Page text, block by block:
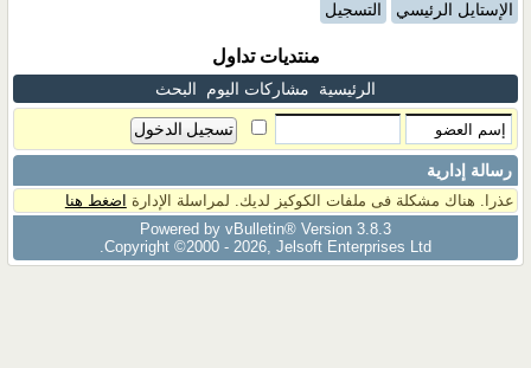
الإستايل الرئيسي التسجيل
منتديات تداول
الرئيسية مشاركات اليوم البحث
رسالة إدارية
عذرا. هناك مشكلة فى ملفات الكوكيز لديك. لمراسلة الإدارة اضغط هنا
Powered by vBulletin® Version 3.8.3
Copyright ©2000 - 2026, Jelsoft Enterprises Ltd.